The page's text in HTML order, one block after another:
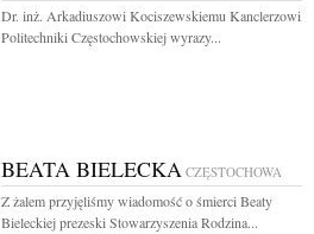
Dr. inż. Arkadiuszowi Kociszewskiemu Kanclerzowi
Politechniki Częstochowskiej wyrazy...
BEATA BIELECKA CZĘSTOCHOWA
Z żalem przyjęliśmy wiadomość o śmierci Beaty
Bieleckiej prezeski Stowarzyszenia Rodzina...